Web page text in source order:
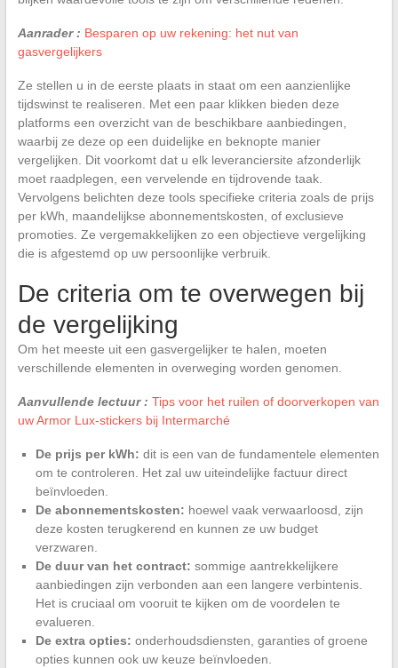
Aanrader : Besparen op uw rekening: het nut van
gasvergelijkers
Ze stellen u in de eerste plaats in staat om een aanzienlijke
tijdswinst te realiseren. Met een paar klikken bieden deze
platforms een overzicht van de beschikbare aanbiedingen,
waarbij ze deze op een duidelijke en beknopte manier
vergelijken. Dit voorkomt dat u elk leveranciersite afzonderlijk
moet raadplegen, een vervelende en tijdrovende taak.
Vervolgens belichten deze tools specifieke criteria zoals de prijs
per kWh, maandelijkse abonnementskosten, of exclusieve
promoties. Ze vergemakkelijken zo een objectieve vergelijking
die is afgestemd op uw persoonlijke verbruik.
De criteria om te overwegen bij
de vergelijking
Om het meeste uit een gasvergelijker te halen, moeten
verschillende elementen in overweging worden genomen.
Aanvullende lectuur : Tips voor het ruilen of doorverkopen van
uw Armor Lux-stickers bij Intermarché
De prijs per kWh: dit is een van de fundamentele elementen
om te controleren. Het zal uw uiteindelijke factuur direct
beïnvloeden.
De abonnementskosten: hoewel vaak verwaarloosd, zijn
deze kosten terugkerend en kunnen ze uw budget
verzwaren.
De duur van het contract: sommige aantrekkelijkere
aanbiedingen zijn verbonden aan een langere verbintenis.
Het is cruciaal om vooruit te kijken om de voordelen te
evalueren.
De extra opties: onderhoudsdiensten, garanties of groene
opties kunnen ook uw keuze beïnvloeden.